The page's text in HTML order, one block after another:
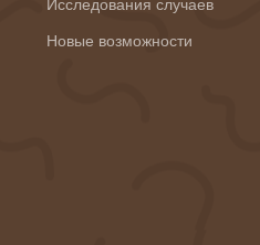
Новые возможности